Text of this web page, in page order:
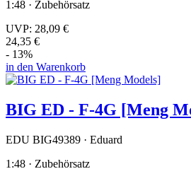
1:48 · Zubehörsatz
UVP: 28,09 €
24,35 €
- 13%
in den Warenkorb
BIG ED - F-4G [Meng
EDU BIG49389 · Eduard
1:48 · Zubehörsatz